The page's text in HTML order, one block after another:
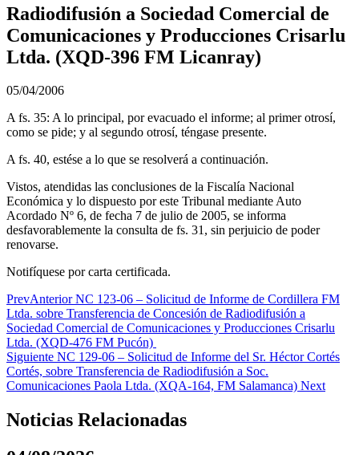
Radiodifusión a Sociedad Comercial de
Comunicaciones y Producciones Crisarlu
Ltda. (XQD-396 FM Licanray)
05/04/2006
A fs. 35: A lo principal, por evacuado el informe; al primer otrosí,
como se pide; y al segundo otrosí, téngase presente.
A fs. 40, estése a lo que se resolverá a continuación.
Vistos, atendidas las conclusiones de la Fiscalía Nacional
Económica y lo dispuesto por este Tribunal mediante Auto
Acordado Nº 6, de fecha 7 de julio de 2005, se informa
desfavorablemente la consulta de fs. 31, sin perjuicio de poder
renovarse.
Notifíquese por carta certificada.
PrevAnteriorNC 123-06 – Solicitud de Informe de Cordillera FM
Ltda. sobre Transferencia de Concesión de Radiodifusión a
Sociedad Comercial de Comunicaciones y Producciones Crisarlu
Ltda. (XQD-476 FM Pucón)
Siguiente NC 129-06 – Solicitud de Informe del Sr. Héctor Cortés
Cortés, sobre Transferencia de Radiodifusión a Soc.
Comunicaciones Paola Ltda. (XQA-164, FM Salamanca) Next
Noticias Relacionadas